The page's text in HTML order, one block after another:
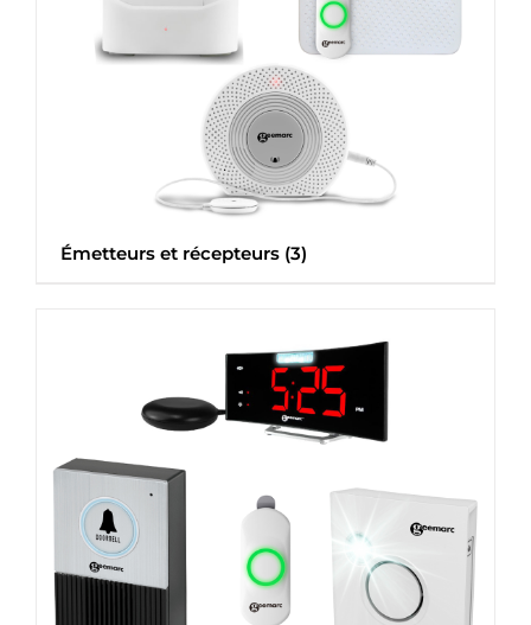
Émetteurs et récepteurs (3)